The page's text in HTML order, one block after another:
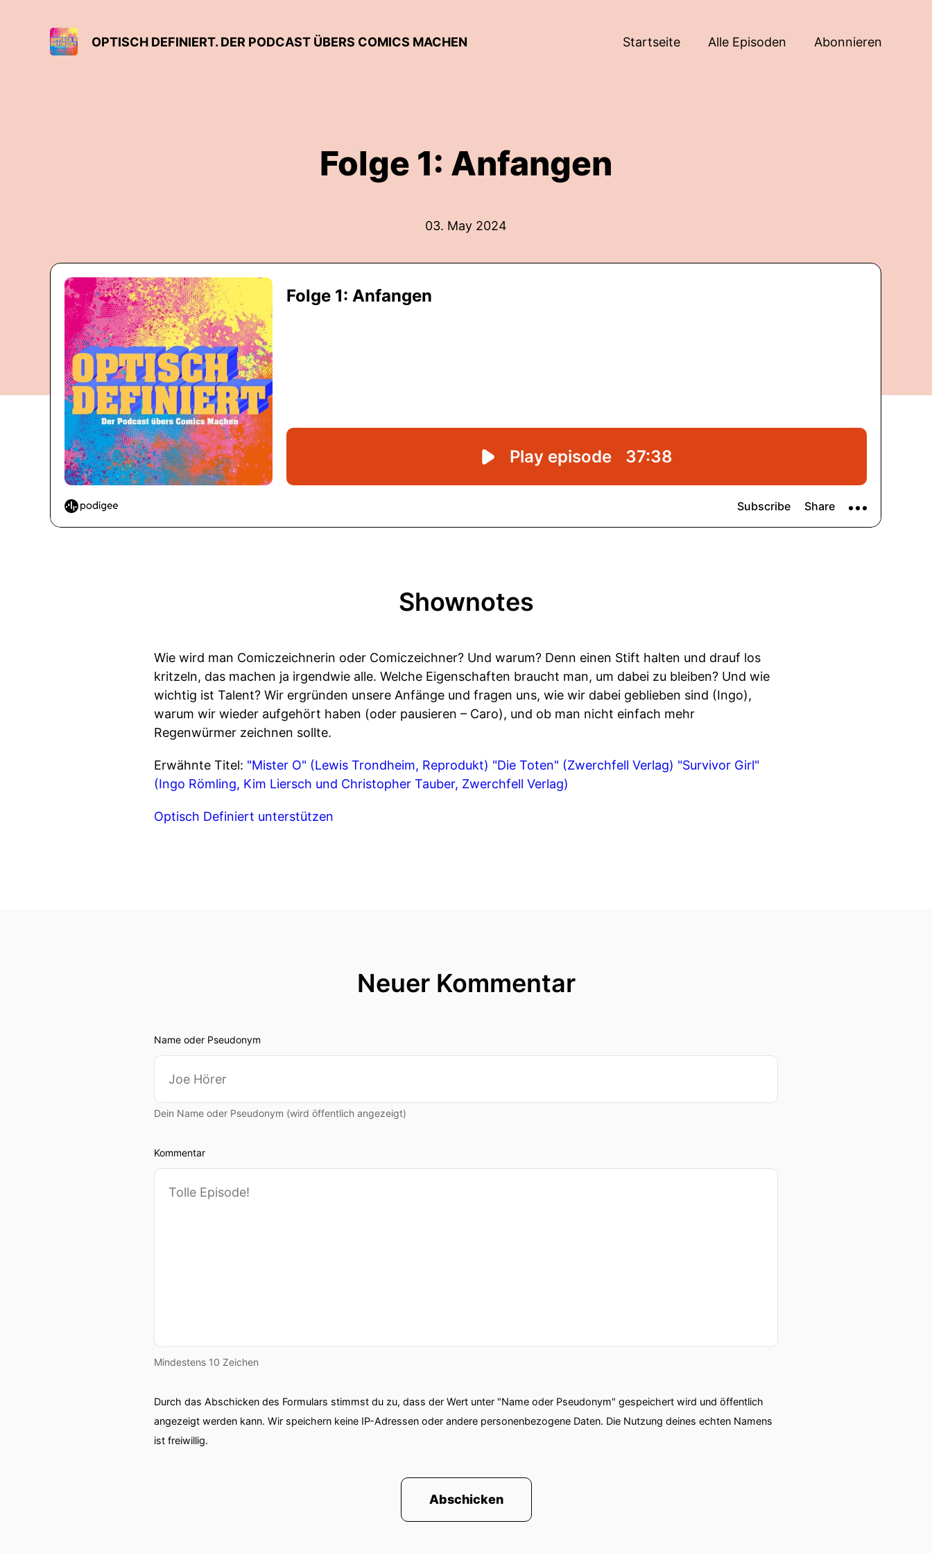
OPTISCH DEFINIERT. DER PODCAST ÜBERS COMICS MACHEN Startseite Alle Episoden Abonnieren
Folge 1: Anfangen
03. May 2024
Shownotes
Wie wird man Comiczeichnerin oder Comiczeichner? Und warum? Denn einen Stift halten und drauf los
kritzeln, das machen ja irgendwie alle. Welche Eigenschaften braucht man, um dabei zu bleiben? Und wie
wichtig ist Talent? Wir ergründen unsere Anfänge und fragen uns, wie wir dabei geblieben sind (Ingo),
warum wir wieder aufgehört haben (oder pausieren – Caro), und ob man nicht einfach mehr
Regenwürmer zeichnen sollte.
Erwähnte Titel: "Mister O" (Lewis Trondheim, Reprodukt) "Die Toten" (Zwerchfell Verlag) "Survivor Girl"
(Ingo Römling, Kim Liersch und Christopher Tauber, Zwerchfell Verlag)
Optisch Definiert unterstützen
Neuer Kommentar
Name oder Pseudonym
Dein Name oder Pseudonym (wird öffentlich angezeigt)
Kommentar
Mindestens 10 Zeichen
Durch das Abschicken des Formulars stimmst du zu, dass der Wert unter "Name oder Pseudonym" gespeichert wird und öffentlich
angezeigt werden kann. Wir speichern keine IP-Adressen oder andere personenbezogene Daten. Die Nutzung deines echten Namens
ist freiwillig.
Abschicken